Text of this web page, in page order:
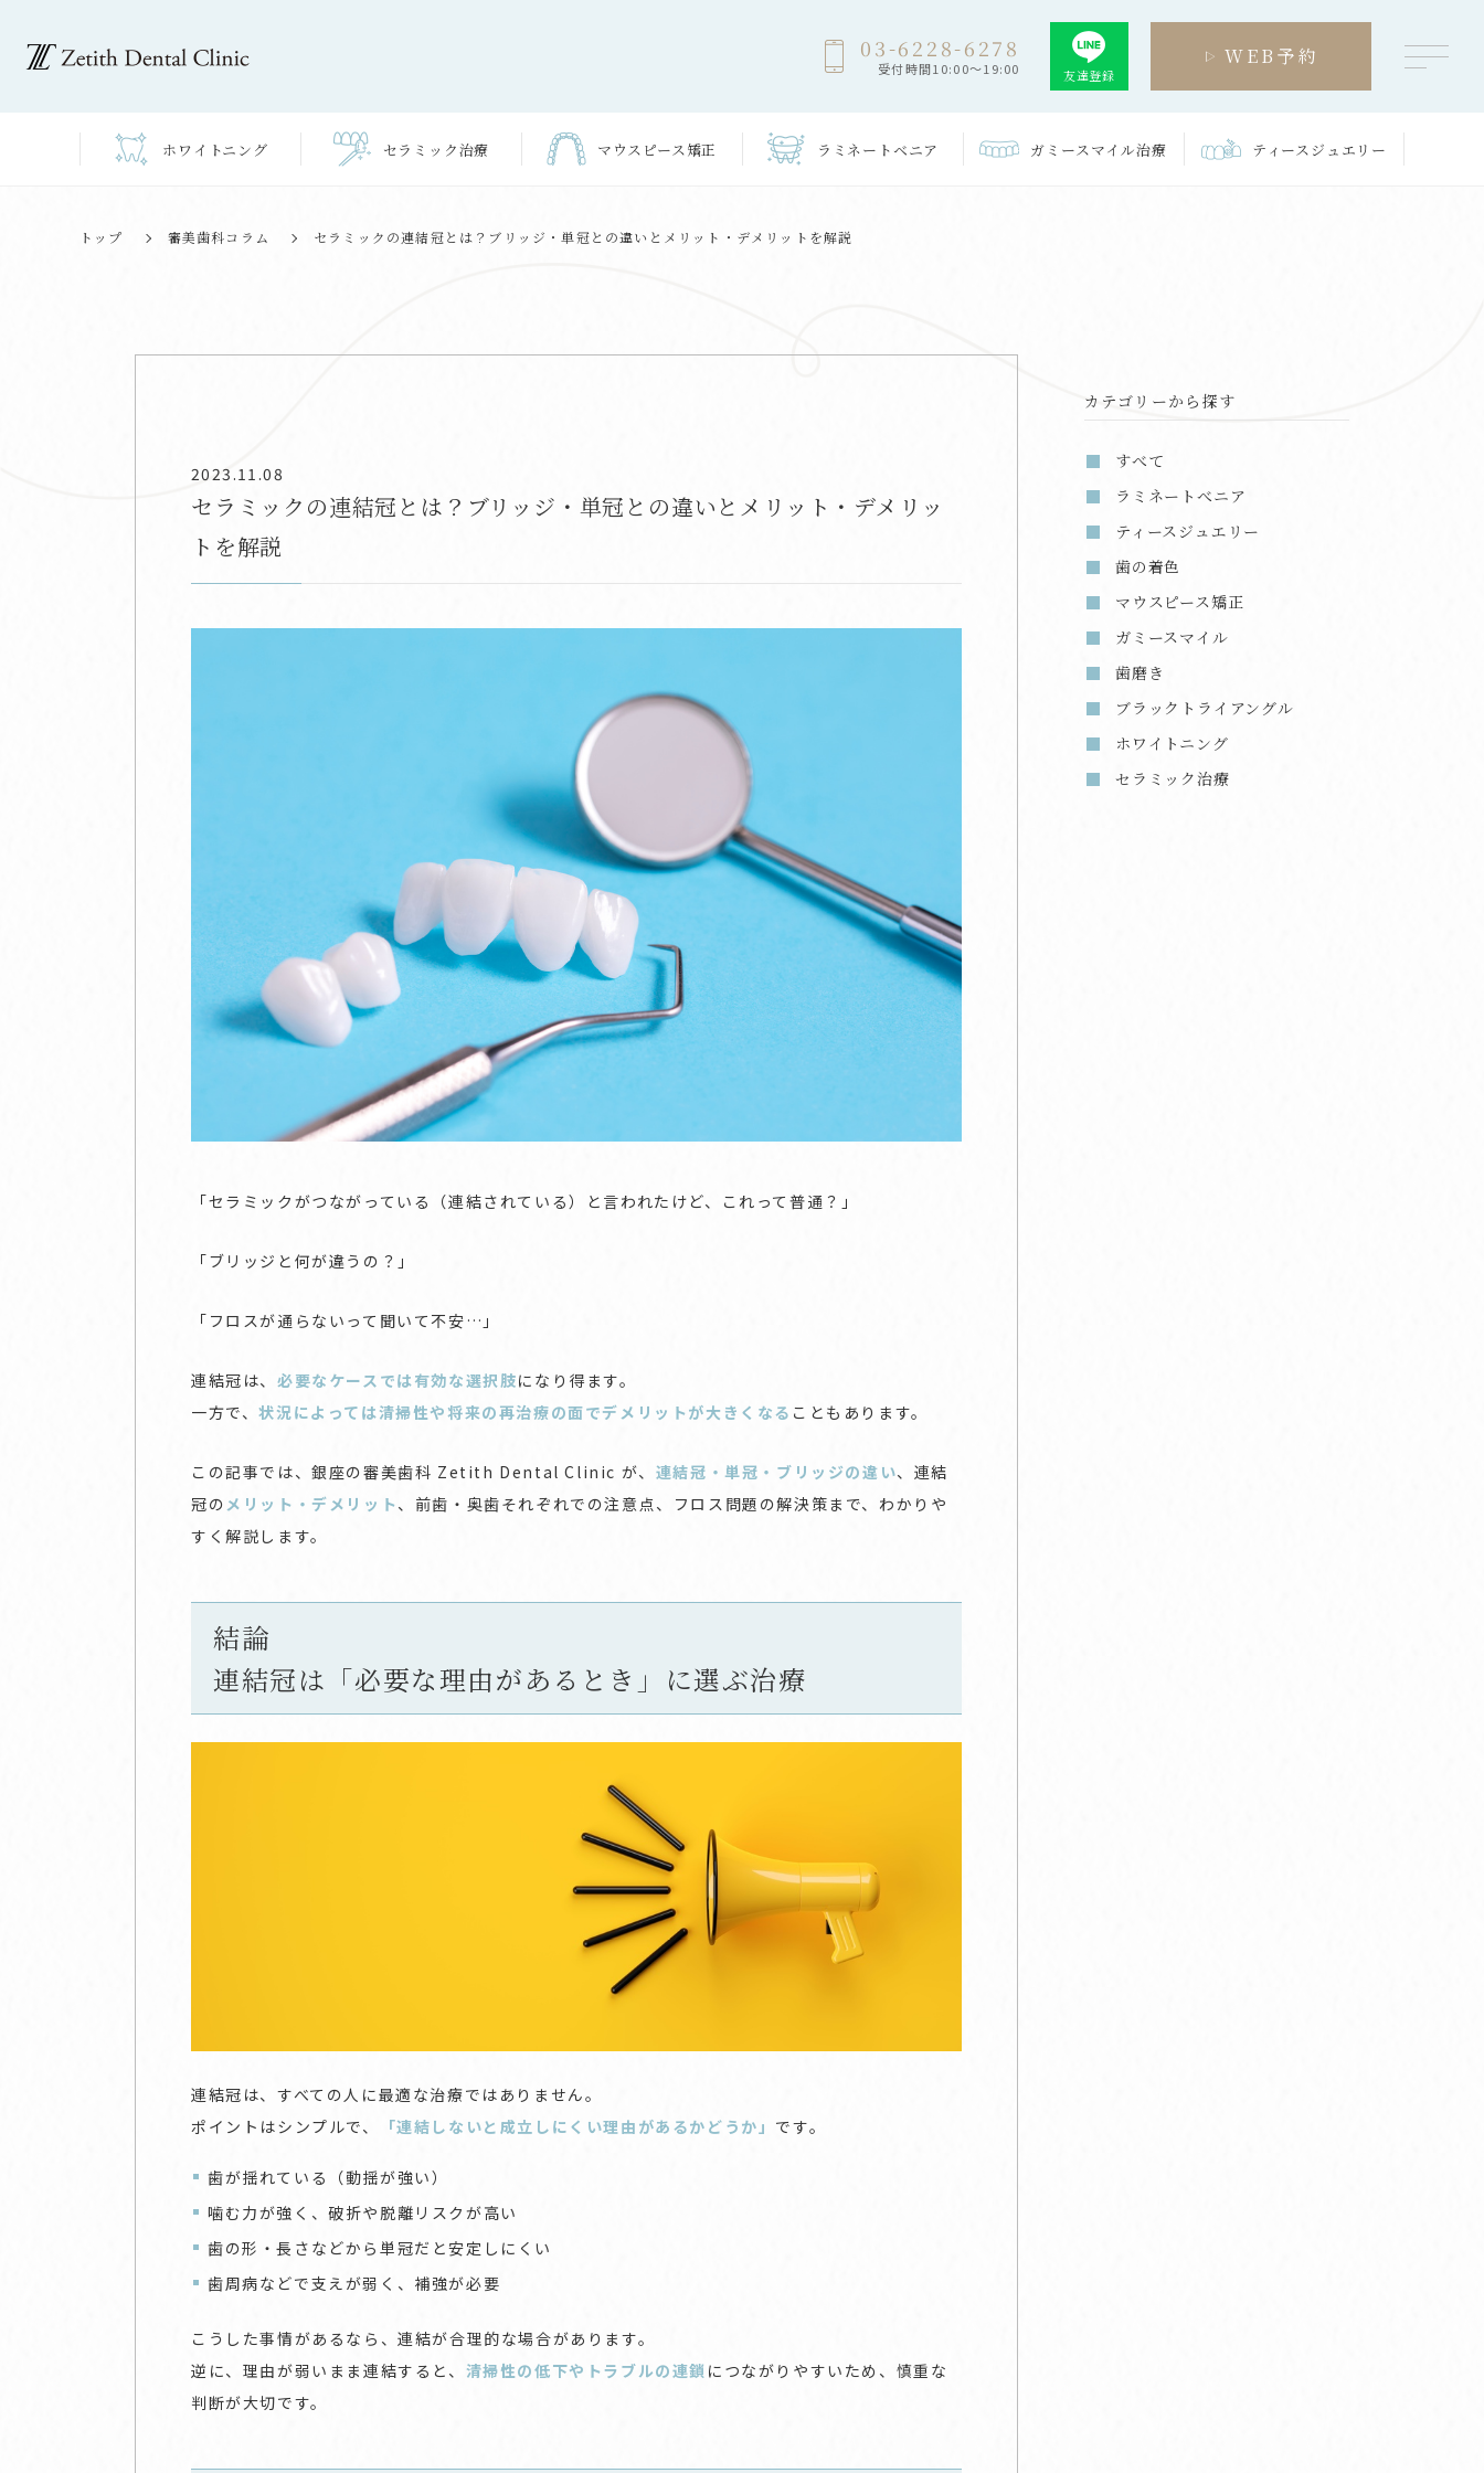
03-6228-6278
受付時間10:00～19:00 友達登録
WEB予約
ホワイトニング セラミック治療 マウスピース矯正 ラミネート ベニア ガミースマイル治療 ティース ジュエリー
トップ 審美歯科コラム セラミックの連結冠とは？ブリッジ・単冠との違いとメリット・デメリットを解説
カテゴリーから探す
すべて
ラミネートべニア
ティースジュエリー
歯の着色
マウスピース矯正
ガミースマイル
歯磨き
ブラックトライアングル
ホワイトニング
セラミック治療
2023.11.08
セラミックの連結冠とは？ブリッジ・単冠との違いとメリット・デメリッ
トを解説
「セラミックがつながっている（連結されている）と言われたけど、これって普通？」
「ブリッジと何が違うの？」
「フロスが通らないって聞いて不安…」
連結冠は、 必要なケースでは有効な選択肢になり得ます。
一方で、状況によっては清掃性や将来の再治療の面でデメリットが大きくなる こともあります。
この記事では、銀座の審美歯科 Zetith Dental Clinic が、 連結冠・単冠・ブリッジの違い、連結
冠のメリット・デメリット、前歯・奥歯それぞれでの注意点、フロス問題の解決策まで、わかりや
すく解説します。
結論
連結冠は「必要な理由があるとき」に選ぶ治療
連結冠は、すべての人に最適な治療ではありません。
ポイントはシンプルで、
「連結しないと成立しにくい理由があるかどうか」 です。
歯が揺れている（動揺が強い）
噛む力が強く、破折や脱離リスクが高い
歯の形・長さなどから単冠だと安定しにくい
歯周病などで支えが弱く、補強が必要
こうした事情があるなら、連結が合理的な場合があります。
逆に、理由が弱いまま連結すると、 清掃性の低下やトラブルの連鎖 につながりやすいため、慎重な
判断が大切です。